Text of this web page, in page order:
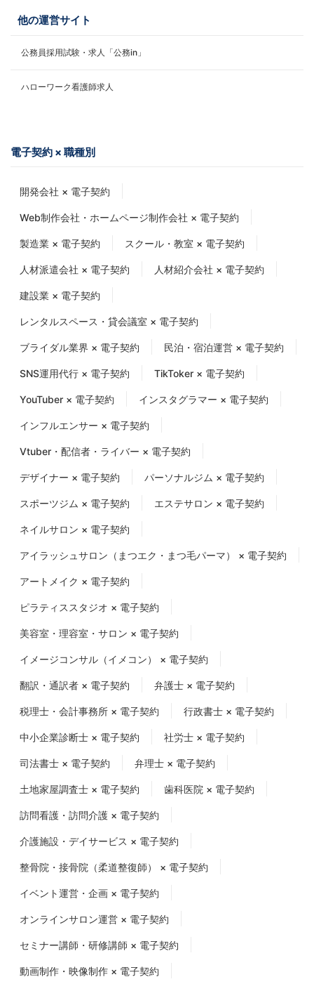
他の運営サイト
公務員採用試験・求人「公務in」
ハローワーク看護師求人
電子契約 × 職種別
開発会社 × 電子契約
Web制作会社・ホームページ制作会社 × 電子契約
製造業 × 電子契約 スクール・教室 × 電子契約
人材派遣会社 × 電子契約 人材紹介会社 × 電子契約
建設業 × 電子契約
レンタルスペース・貸会議室 × 電子契約
ブライダル業界 × 電子契約 民泊・宿泊運営 × 電子契約
SNS運用代行 × 電子契約 TikToker × 電子契約
YouTuber × 電子契約 インスタグラマー × 電子契約
インフルエンサー × 電子契約
Vtuber・配信者・ライバー × 電子契約
デザイナー × 電子契約 パーソナルジム × 電子契約
スポーツジム × 電子契約 エステサロン × 電子契約
ネイルサロン × 電子契約
アイラッシュサロン（まつエク・まつ毛パーマ） × 電子契約
アートメイク × 電子契約
ピラティススタジオ × 電子契約
美容室・理容室・サロン × 電子契約
イメージコンサル（イメコン） × 電子契約
翻訳・通訳者 × 電子契約 弁護士 × 電子契約
税理士・会計事務所 × 電子契約 行政書士 × 電子契約
中小企業診断士 × 電子契約 社労士 × 電子契約
司法書士 × 電子契約 弁理士 × 電子契約
土地家屋調査士 × 電子契約 歯科医院 × 電子契約
訪問看護・訪問介護 × 電子契約
介護施設・デイサービス × 電子契約
整骨院・接骨院（柔道整復師） × 電子契約
イベント運営・企画 × 電子契約
オンラインサロン運営 × 電子契約
セミナー講師・研修講師 × 電子契約
動画制作・映像制作 × 電子契約